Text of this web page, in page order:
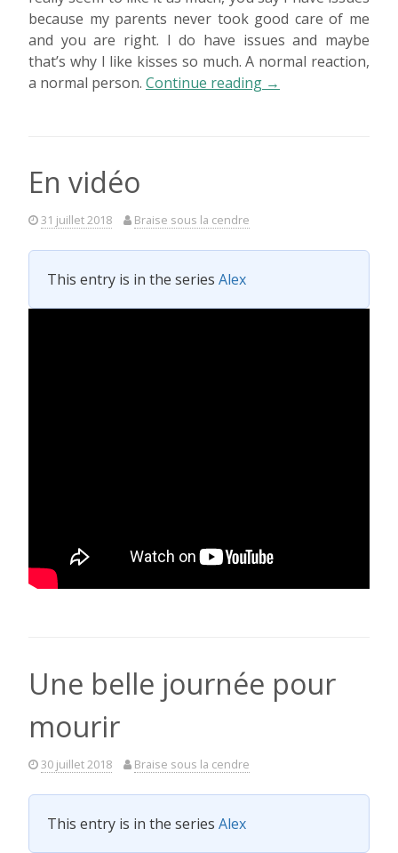
because my parents never took good care of me
and you are right. I do have issues and maybe
that’s why I like kisses so much. A normal reaction,
a normal person. Continue reading « Thinking
→
En vidéo
31 juillet 2018 Braise sous la cendre
This entry is in the series Alex
Une belle journée pour
mourir
30 juillet 2018 Braise sous la cendre
This entry is in the series Alex